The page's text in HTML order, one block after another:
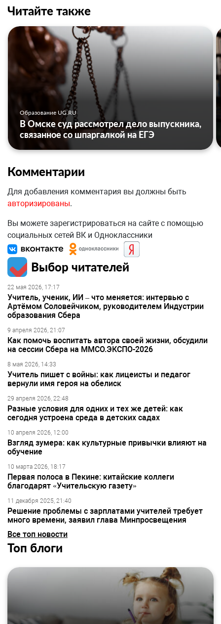
Читайте также
Образование UG.RU
В Омске суд рассмотрел дело выпускника,
связанное со шпаргалкой на ЕГЭ
Комментарии
Для добавления комментария вы должны быть
авторизированы.
Вы можете зарегистрироваться на сайте с помощью
социальных сетей ВК и Одноклассники
Выбор читателей
22 мая 2026, 17:17
Учитель, ученик, ИИ – что меняется: интервью с
Артёмом Соловейчиком, руководителем Индустрии
образования Сбера
9 апреля 2026, 21:07
Как помочь воспитать автора своей жизни, обсудили
на сессии Сбера на ММСО.ЭКСПО-2026
8 мая 2026, 14:33
Учитель пишет с войны: как лицеисты и педагог
вернули имя героя на обелиск
29 апреля 2026, 22:48
Разные условия для одних и тех же детей: как
сегодня устроена среда в детских садах
10 апреля 2026, 12:00
Взгляд зумера: как культурные привычки влияют на
обучение
10 марта 2026, 18:17
Первая полоса в Пекине: китайские коллеги
благодарят «Учительскую газету»
11 декабря 2025, 21:40
Решение проблемы с зарплатами учителей требует
много времени, заявил глава Минпросвещения
Все топ новости
Топ блоги